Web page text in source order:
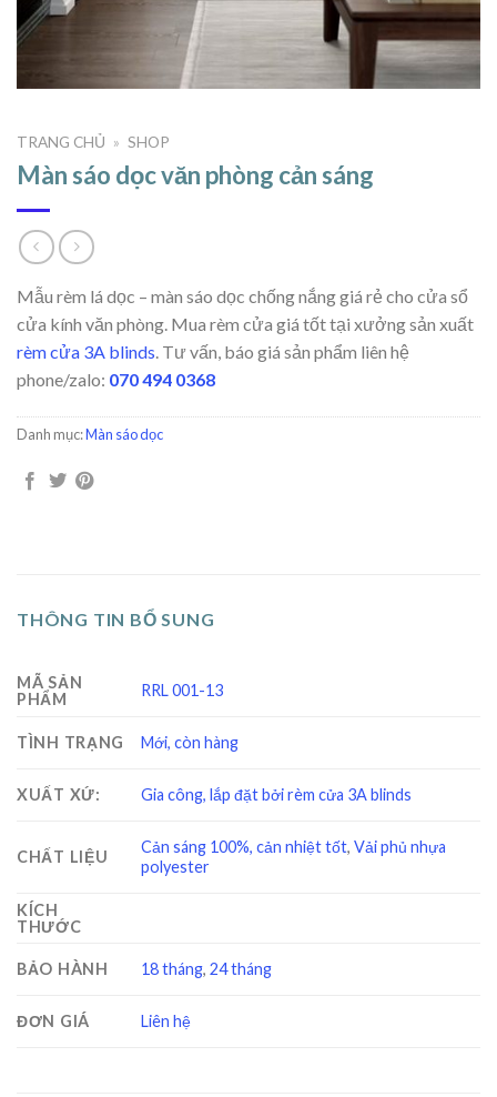
TRANG CHỦ » SHOP
Màn sáo dọc văn phòng cản sáng
Mẫu rèm lá dọc – màn sáo dọc chống nắng giá rẻ cho cửa sổ
cửa kính văn phòng. Mua rèm cửa giá tốt tại xưởng sản xuất
rèm cửa 3A blinds. Tư vấn, báo giá sản phẩm liên hệ
phone/zalo: 070 494 0368
Danh mục:Màn sáo dọc
THÔNG TIN BỔ SUNG
MÃ SẢN
PHẨM
RRL 001-13
TÌNH TRẠNG Mới, còn hàng
XUẤT XỨ: Gia công, lắp đặt bởi rèm cửa 3A blinds
CHẤT LIỆU
Cản sáng 100%, cản nhiệt tốt,Vải phủ nhựa
polyester
KÍCH
THƯỚC
BẢO HÀNH 18 tháng,24 tháng
ĐƠN GIÁ Liên hệ